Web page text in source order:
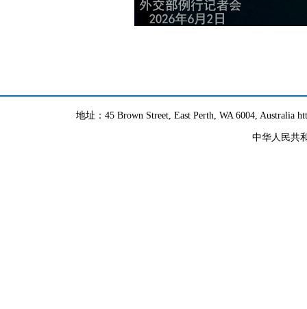
地址：45 Brown Street, East Perth, WA 6004, Australia
中华人民共